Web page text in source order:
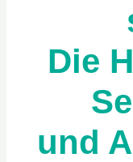
Die
und